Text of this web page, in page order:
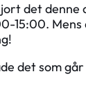
det denne
15:00.
det som